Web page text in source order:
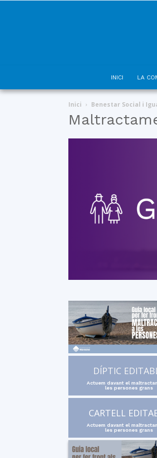
INICI LA
Inici Benestar Social i
DÍPTIC
Actuem davant el
les persones grans
CARTELL
Actuem davant el
les persones grans